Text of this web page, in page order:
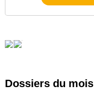
Dossiers du mois